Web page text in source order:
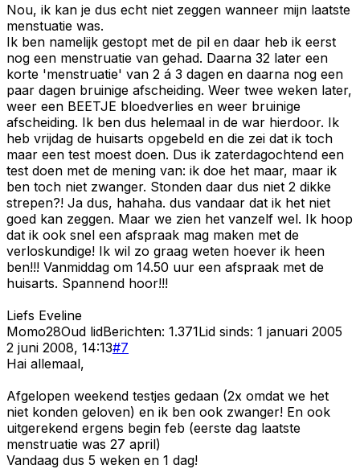
Nou, ik kan je dus echt niet zeggen wanneer mijn laatste
menstuatie was.
Ik ben namelijk gestopt met de pil en daar heb ik eerst
nog een menstruatie van gehad. Daarna 32 later een
korte 'menstruatie' van 2 á 3 dagen en daarna nog een
paar dagen bruinige afscheiding. Weer twee weken later,
weer een BEETJE bloedverlies en weer bruinige
afscheiding. Ik ben dus helemaal in de war hierdoor. Ik
heb vrijdag de huisarts opgebeld en die zei dat ik toch
maar een test moest doen. Dus ik zaterdagochtend een
test doen met de mening van: ik doe het maar, maar ik
ben toch niet zwanger. Stonden daar dus niet 2 dikke
strepen?! Ja dus, hahaha. dus vandaar dat ik het niet
goed kan zeggen. Maar we zien het vanzelf wel. Ik hoop
dat ik ook snel een afspraak mag maken met de
verloskundige! Ik wil zo graag weten hoever ik heen
ben!!! Vanmiddag om 14.50 uur een afspraak met de
huisarts. Spannend hoor!!!
Liefs Eveline
Momo28Oud lidBerichten: 1.371Lid sinds: 1 januari 2005
2 juni 2008, 14:13#7
Hai allemaal,
Afgelopen weekend testjes gedaan (2x omdat we het
niet konden geloven) en ik ben ook zwanger! En ook
uitgerekend ergens begin feb (eerste dag laatste
menstruatie was 27 april)
Vandaag dus 5 weken en 1 dag!